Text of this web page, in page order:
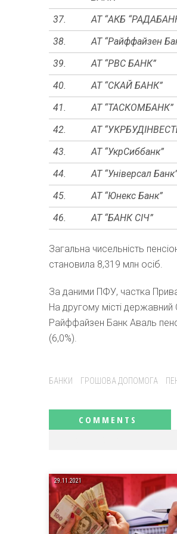
37.
АТ “АКБ
38.
АТ “Райффайзен
39.
АТ “РВС БАНК”
40.
АТ “СКАЙ БАНК”
41.
АТ “ТАСКОМБАНК”
42.
АТ
43.
АТ “УкрСиббанк”
44.
АТ “Універсал
45.
АТ “Юнекс Банк”
46.
АТ “БАНК СІЧ”
Загальна чисельність
становила 8,319 млн осіб.
За даними ПФУ, частка
На другому місті
Райффайзен Банк Аваль
(6,0%).
Tags:
БАНКИ ГРОШОВА ДОПОМОГА
29.11.2021